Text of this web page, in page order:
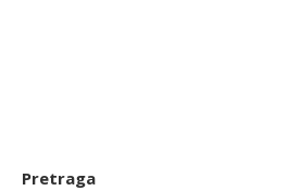
Pretraga